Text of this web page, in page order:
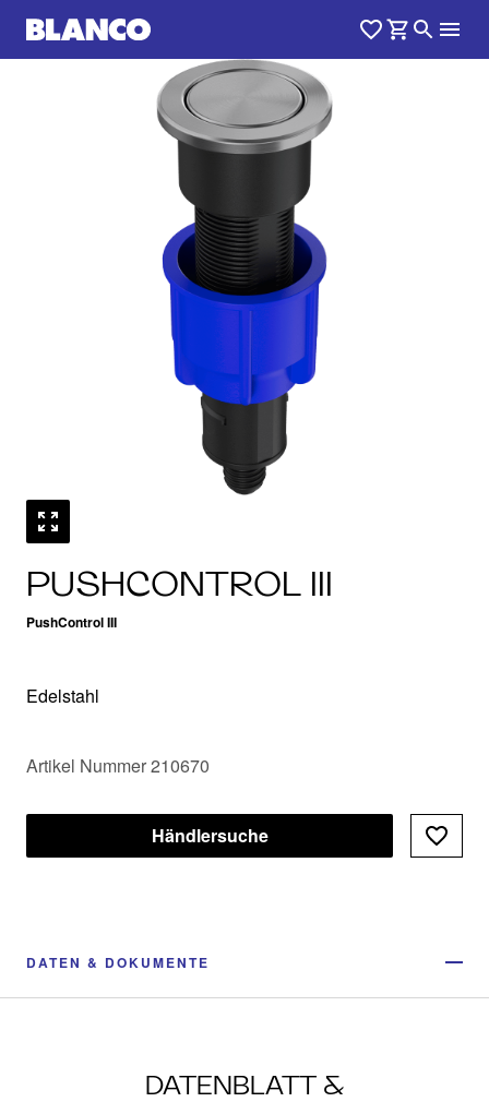
PUSHCONTROL III
PushControl III
Edelstahl
Artikel Nummer 210670
Händlersuche
DATEN & DOKUMENTE
DATENBLATT &